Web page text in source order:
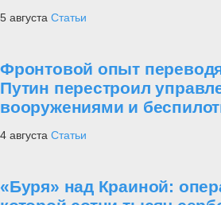
5 августа Статьи
Фронтовой опыт
Путин перестроил
вооружениями и
4 августа Статьи
«Буря» над Краиной: